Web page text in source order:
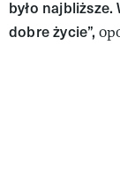
było
dobre życie”,